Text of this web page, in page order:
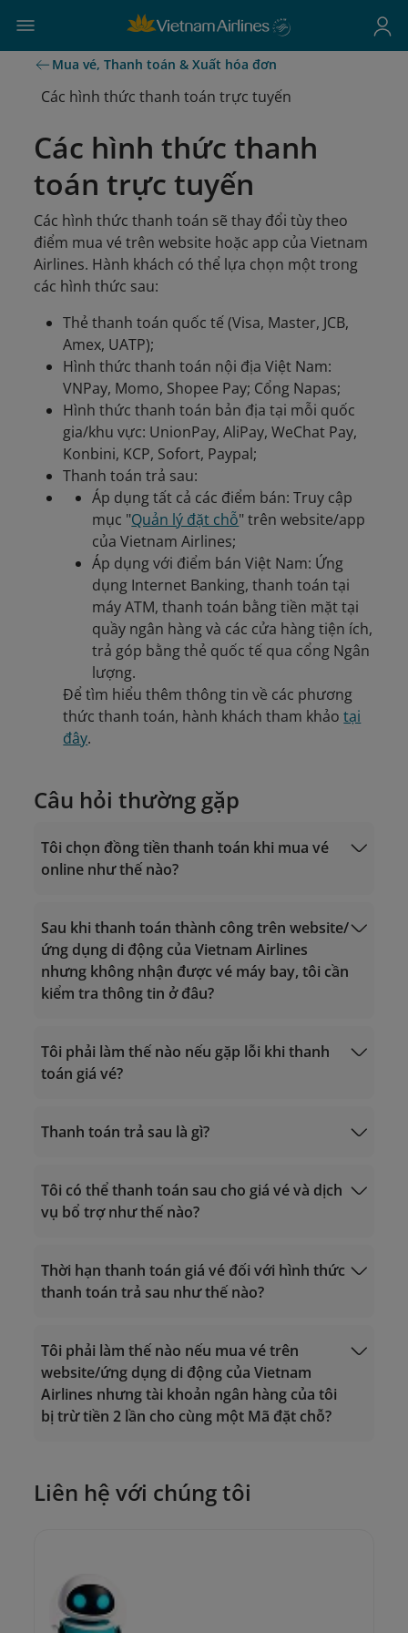
Mua vé, Thanh toán & Xuất hóa đơn
Các hình thức thanh toán trực tuyến
Các hình thức thanh
toán trực tuyến
Các hình thức thanh toán sẽ thay đổi tùy theo
điểm mua vé trên website hoặc app của Vietnam
Airlines. Hành khách có thể lựa chọn một trong
các hình thức sau:
Thẻ thanh toán quốc tế (Visa, Master, JCB,
Amex, UATP);
Hình thức thanh toán nội địa Việt Nam:
VNPay, Momo, Shopee Pay; Cổng Napas;
Hình thức thanh toán bản địa tại mỗi quốc
gia/khu vực: UnionPay, AliPay, WeChat Pay,
Konbini, KCP, Sofort, Paypal;
Thanh toán trả sau:
Áp dụng tất cả các điểm bán: Truy cập
mục "Quản lý đặt chỗ" trên website/app
của Vietnam Airlines;
Áp dụng với điểm bán Việt Nam: Ứng
dụng Internet Banking, thanh toán tại
máy ATM, thanh toán bằng tiền mặt tại
quầy ngân hàng và các cửa hàng tiện ích,
trả góp bằng thẻ quốc tế qua cổng Ngân
lượng.
Để tìm hiểu thêm thông tin về các phương
thức thanh toán, hành khách tham khảotại
đây.
Câu hỏi thường gặp
Tôi chọn đồng tiền thanh toán khi mua vé
online như thế nào?
quốc gia/vùng
Sau khi thanh toán thành công trên website/
ứng dụng di động của Vietnam Airlines
nhưng không nhận được vé máy bay, tôi cần
kiểm tra thông tin ở đâu?
Trung tâm Chăm sóc Khách hàng:
19001100(cuộc gọi tại Việt Nam) hoặc
Hoặc gửi email đến địa chỉ
onlinesupport@vietnamairlines.com
Tôi phải làm thế nào nếu gặp lỗi khi thanh
toán giá vé?
Thanh toán trả sau là gì?
Tôi có thể thanh toán sau cho giá vé và dịch
vụ bổ trợ như thế nào?
Quản lý đặt chỗ
Thời hạn thanh toán giá vé đối với hình thức
thanh toán trả sau như thế nào?
Đối với chuyến bay do Vietnam Airlines
trước giờ khởi hành.
Đối với chuyến bay do Vietnam Air Service
Tôi phải làm thế nào nếu mua vé trên
website/ứng dụng di động của Vietnam
Airlines nhưng tài khoản ngân hàng của tôi
bị trừ tiền 2 lần cho cùng một Mã đặt chỗ?
Liên hệ với chúng tôi